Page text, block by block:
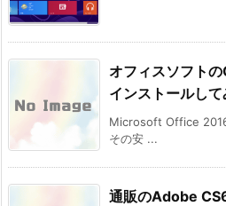
オフィスソフト
インストールし
Microsoft Office
その安 ...
通販のAdobe